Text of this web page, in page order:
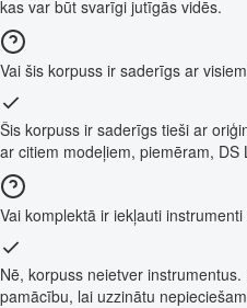
kas var būt svarīgi jutīgās vidēs.
Vai šis korpuss ir saderīgs ar
Šis korpuss ir saderīgs tieši ar
ar citiem modeļiem, piemēram,
Vai komplektā ir iekļauti
Nē, korpuss neietver
pamācību, lai uzzinātu